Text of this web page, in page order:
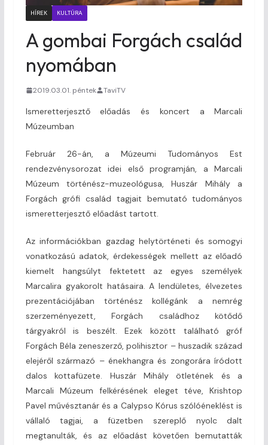
HÍREK KULTÚRA
A gombai Forgách család
nyomában
2019.03.01. péntek TaviTV
Ismeretterjesztő előadás és koncert a Marcali
Múzeumban
Február 26-án, a Múzeumi Tudományos Est
rendezvénysorozat idei első programján, a Marcali
Múzeum történész-muzeológusa, Huszár Mihály a
Forgách grófi család tagjait bemutató tudományos
ismeretterjesztő előadást tartott.
Az információkban gazdag helytörténeti és somogyi
vonatkozású adatok, érdekességek mellett az előadó
kiemelt hangsúlyt fektetett az egyes személyek
Marcalira gyakorolt hatásaira. A lendületes, élvezetes
prezentációjában történész kollégánk a nemrég
szerzeményezett, Forgách családhoz kötődő
tárgyakról is beszélt. Ezek között található gróf
Forgách Béla zeneszerző, polihisztor – huszadik század
elejéről származó – énekhangra és zongorára íródott
dalos kottafüzete. Huszár Mihály ötletének és a
Marcali Múzeum felkérésének eleget téve, Krishtop
Pavel művésztanár és a Calypso Kórus szólóéneklést is
vállaló tagjai, a füzetben szereplő nyolc dalt
megtanulták, és az előadást követően bemutatták